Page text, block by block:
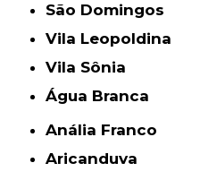
São Domingos
Vila Leopoldina
Vila Sônia
Água Branca
Anália Franco
Aricanduva